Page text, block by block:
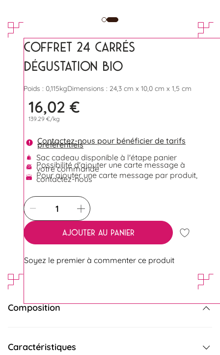
COFFRET 24 CARRÉS
DÉGUSTATION BIO
Poids : 0,115kgDimensions : 24,3 cm x 10,0 cm x 1,5 cm
16,02 €
139.29 €/kg
Contactez-nous pour bénéficier de tarifs
préférentiels
Sac cadeau disponible à l'étape panier
Possibilité d'ajouter une carte message à
votre commande
Pour ajouter une carte message par produit,
contactez-nous
Quantité
Retirer une quantitéAjouter une quantité
AJOUTER AU PANIER Ajouter
Soyez le premier à commenter ce produit
Composition
Caractéristiques